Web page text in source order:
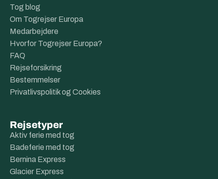
Tog blog
Om Togrejser Europa
Medarbejdere
Hvorfor Togrejser Europa?
FAQ
Rejseforsikring
Bestemmelser
Privatlivspolitik og Cookies
Rejsetyper
Aktiv ferie med tog
Badeferie med tog
Bernina Express
Glacier Express